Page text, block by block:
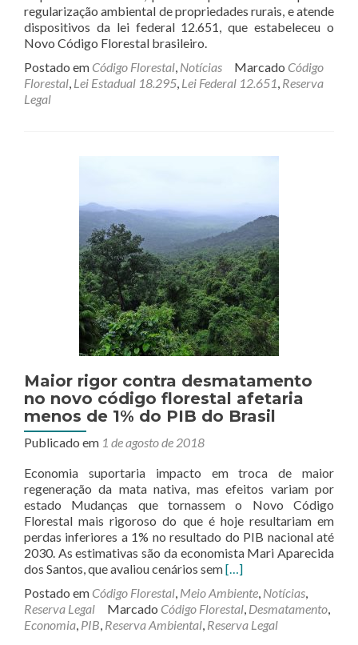
regularização ambiental de propriedades rurais, e atende
dispositivos da lei federal 12.651, que estabeleceu o
Novo Código Florestal brasileiro.
Postado em Código Florestal, Notícias Marcado Código
Florestal, Lei Estadual 18.295, Lei Federal 12.651, Reserva
Legal
Maior rigor contra desmatamento
no novo código florestal afetaria
menos de 1% do PIB do Brasil
Publicado em 1 de agosto de 2018
Economia suportaria impacto em troca de maior
regeneração da mata nativa, mas efeitos variam por
estado Mudanças que tornassem o Novo Código
Florestal mais rigoroso do que é hoje resultariam em
perdas inferiores a 1% no resultado do PIB nacional até
2030. As estimativas são da economista Mari Aparecida
dos Santos, que avaliou cenários semLeia
sobreMaior
rigor
contra
[…]
Postado em Código Florestal, Meio Ambiente, Notícias,
Reserva Legal
Marcado Código Florestal, Desmatamento,
Economia, PIB, Reserva Ambiental, Reserva Legal